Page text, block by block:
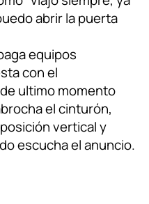
abrir la puerta
equipos
con el
ultimo momento
el cinturón,
vertical y
escucha el anuncio.